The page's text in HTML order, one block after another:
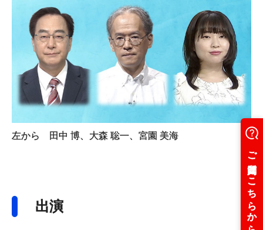
左から 田中 博、大森 聡一、宮園 美海
出演